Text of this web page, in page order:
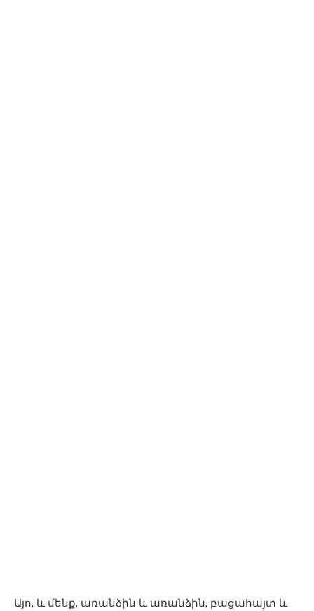
Այո, և մենք, առանձին և առանձին, բացահայտ և